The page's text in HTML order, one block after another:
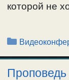
которой не
Рубрики